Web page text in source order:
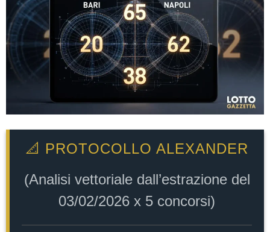
📐 PROTOCOLLO ALEXANDER
(Analisi vettoriale dall’estrazione del
03/02/2026 x 5 concorsi)